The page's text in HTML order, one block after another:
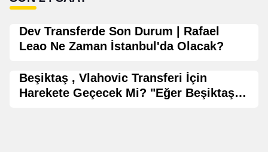
Dev Transferde Son Durum | Rafael
Leao Ne Zaman İstanbul'da Olacak?
Beşiktaş , Vlahovic Transferi İçin
Harekete Geçecek Mi? "Eğer Beşiktaş